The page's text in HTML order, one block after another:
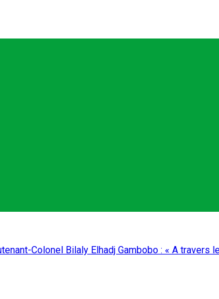
Colonel Bilaly Elhadj Gambobo : « A